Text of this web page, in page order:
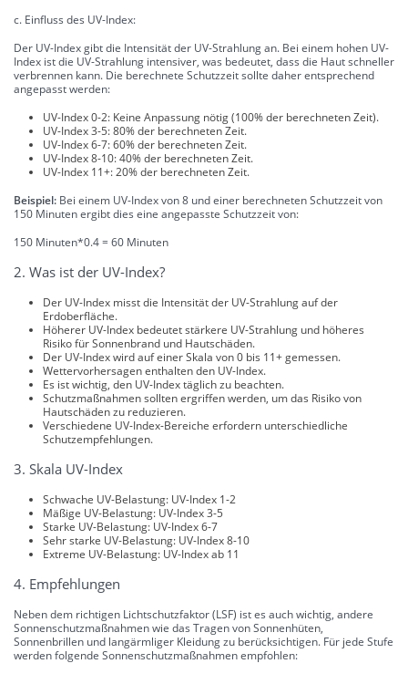
c. Einfluss des UV-Index:
Der UV-Index gibt die Intensität der UV-Strahlung an. Bei einem hohen UV-
Index ist die UV-Strahlung intensiver, was bedeutet, dass die Haut schneller
verbrennen kann. Die berechnete Schutzzeit sollte daher entsprechend
angepasst werden:
UV-Index 0-2: Keine Anpassung nötig (100% der berechneten Zeit).
UV-Index 3-5: 80% der berechneten Zeit.
UV-Index 6-7: 60% der berechneten Zeit.
UV-Index 8-10: 40% der berechneten Zeit.
UV-Index 11+: 20% der berechneten Zeit.
Beispiel: Bei einem UV-Index von 8 und einer berechneten Schutzzeit von
150 Minuten ergibt dies eine angepasste Schutzzeit von:
150 Minuten*0.4 = 60 Minuten
2. Was ist der UV-Index?
Der UV-Index misst die Intensität der UV-Strahlung auf der
Erdoberfläche.
Höherer UV-Index bedeutet stärkere UV-Strahlung und höheres
Risiko für Sonnenbrand und Hautschäden.
Der UV-Index wird auf einer Skala von 0 bis 11+ gemessen.
Wettervorhersagen enthalten den UV-Index.
Es ist wichtig, den UV-Index täglich zu beachten.
Schutzmaßnahmen sollten ergriffen werden, um das Risiko von
Hautschäden zu reduzieren.
Verschiedene UV-Index-Bereiche erfordern unterschiedliche
Schutzempfehlungen.
3. Skala UV-Index
Schwache UV-Belastung: UV-Index 1-2
Mäßige UV-Belastung: UV-Index 3-5
Starke UV-Belastung: UV-Index 6-7
Sehr starke UV-Belastung: UV-Index 8-10
Extreme UV-Belastung: UV-Index ab 11
4. Empfehlungen
Neben dem richtigen Lichtschutzfaktor (LSF) ist es auch wichtig, andere
Sonnenschutzmaßnahmen wie das Tragen von Sonnenhüten,
Sonnenbrillen und langärmliger Kleidung zu berücksichtigen. Für jede Stufe
werden folgende Sonnenschutzmaßnahmen empfohlen: